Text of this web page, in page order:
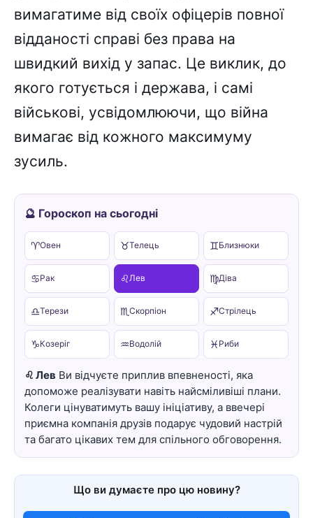
вимагатиме від своїх офіцерів повної
відданості справі без права на
швидкий вихід у запас. Це виклик, до
якого готується і держава, і самі
військові, усвідомлюючи, що війна
вимагає від кожного максимуму
зусиль.
🔮 Гороскоп на сьогодні
♈Овен ♉Телець ♊Близнюки
♋Рак ♌Лев ♍Діва
♎Терези ♏ Скорпіон ♐Стрілець
♑Козеріг ♒Водолій ♓ Риби
♌ Лев Ви відчуєте приплив впевненості, яка
допоможе реалізувати навіть найсміливіші плани.
Колеги цінуватимуть вашу ініціативу, а ввечері
приємна компанія друзів подарує чудовий настрій
та багато цікавих тем для спільного обговорення.
Що ви думаєте про цю новину?